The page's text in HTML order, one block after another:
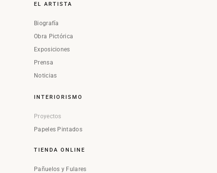
EL ARTISTA
Biografía
Obra Pictórica
Exposiciones
Prensa
Noticias
INTERIORISMO
Proyectos
Papeles Pintados
TIENDA ONLINE
Pañuelos y Fulares